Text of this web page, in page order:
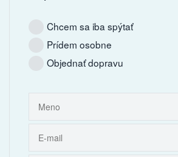
Chcem sa iba spýtať
Prídem osobne
Objednať dopravu